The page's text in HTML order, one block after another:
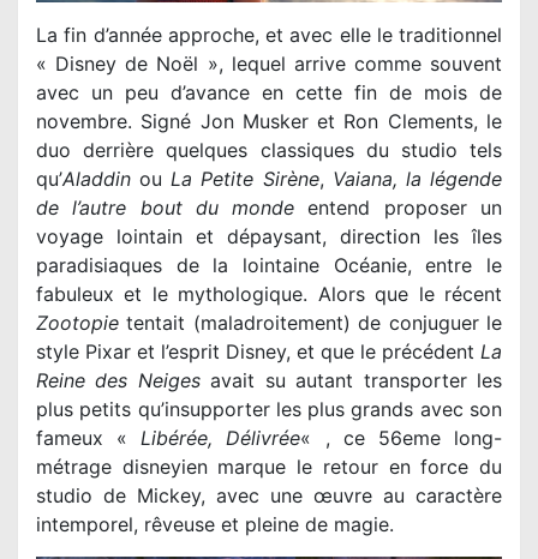
La fin d’année approche, et avec elle le traditionnel
« Disney de Noël », lequel arrive comme souvent
avec un peu d’avance en cette fin de mois de
novembre. Signé Jon Musker et Ron Clements, le
duo derrière quelques classiques du studio tels
qu’Aladdin ou La Petite Sirène, Vaiana, la légende
de l’autre bout du monde entend proposer un
voyage lointain et dépaysant, direction les îles
paradisiaques de la lointaine Océanie, entre le
fabuleux et le mythologique. Alors que le récent
Zootopie tentait (maladroitement) de conjuguer le
style Pixar et l’esprit Disney, et que le précédent La
Reine des Neigesavait su autant transporter les
plus petits qu’insupporter les plus grands avec son
fameux « Libérée, Délivrée« , ce 56eme long-
métrage disneyien marque le retour en force du
studio de Mickey, avec une œuvre au caractère
intemporel, rêveuse et pleine de magie.